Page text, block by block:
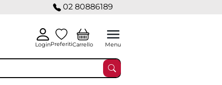
02 80886189
LoginPreferitiCarrello Menu